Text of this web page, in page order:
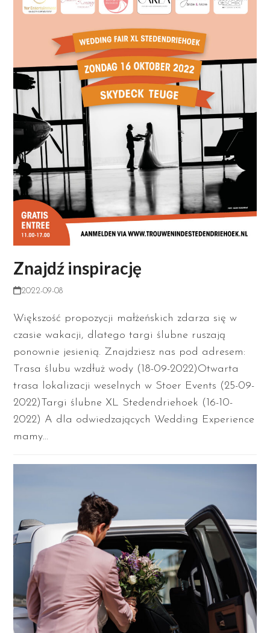
Znajdź inspirację
2022-09-08
Większość propozycji małżeńskich zdarza się w
czasie wakacji, dlatego targi ślubne ruszają
ponownie jesienią. Znajdziesz nas pod adresem:
Trasa ślubu wzdłuż wody (18-09-2022)Otwarta
trasa lokalizacji weselnych w Stoer Events (25-09-
2022)Targi ślubne XL Stedendriehoek (16-10-
2022) A dla odwiedzających Wedding Experience
mamy…